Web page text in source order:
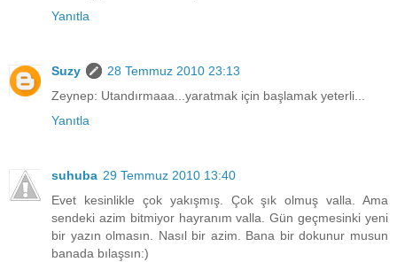
Yanıtla
Suzy
28 Temmuz 2010 23:13
Zeynep: Utandırmaaa...yaratmak için başlamak yeterli...
Yanıtla
suhuba 29 Temmuz 2010 13:40
Evet kesinlikle çok yakışmış. Çok şık olmuş valla. Ama
sendeki azim bitmiyor hayranım valla. Gün geçmesinki yeni
bir yazın olmasın. Nasıl bir azim. Bana bir dokunur musun
banada bılaşsın:)